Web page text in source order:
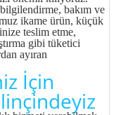
bakım ve
ikame ürün, küçük
teslim etme,
gibi tüketici
ayıran
İçin